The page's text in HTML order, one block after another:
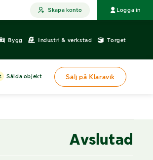
Skapa konto Logga in
Bygg Industri & verkstad Torget
Sålda objekt Sälj på Klaravik
Avslutad